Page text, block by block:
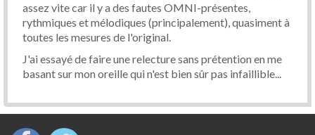
assez vite car il y a des fautes OMNI-présentes,
rythmiques et mélodiques (principalement), quasiment à
toutes les mesures de l'original.
J'ai essayé de faire une relecture sans prétention en me
basant sur mon oreille qui n'est bien sûr pas infaillible...